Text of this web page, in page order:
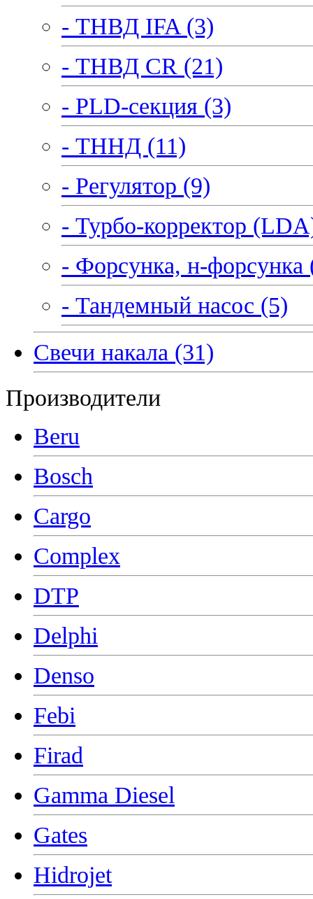
- ТНВД IFA (3)
- ТНВД CR (21)
- PLD-секция (3)
- ТННД (11)
- Регулятор (9)
- Турбо-корректор
- Форсунка, н-форсунка
- Тандемный насос (5)
Свечи накала (31)
Производители
Beru
Bosch
Cargo
Complex
DTP
Delphi
Denso
Febi
Firad
Gamma Diesel
Gates
Hidrojet